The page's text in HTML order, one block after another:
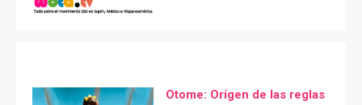
Otome: Orígen de las reglas